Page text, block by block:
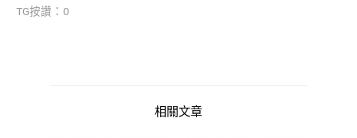
TG按讚：0
相關文章